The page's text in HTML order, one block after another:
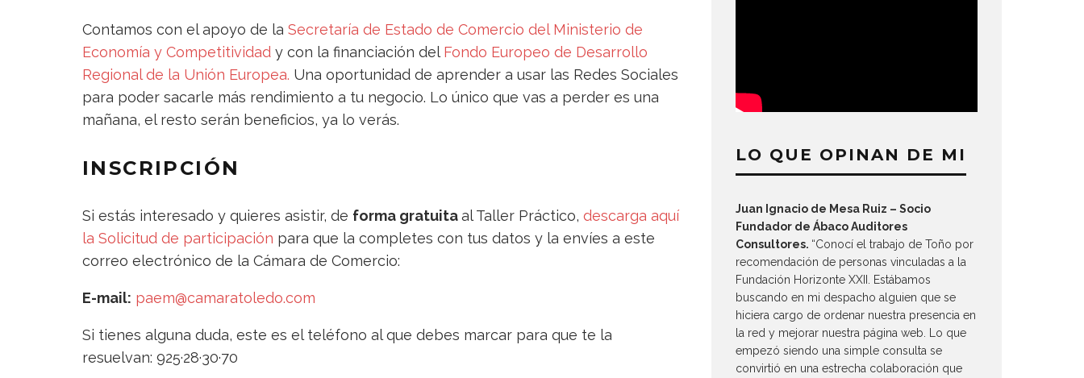
Contamos con el apoyo de la Secretaría de Estado de Comercio del Ministerio de
Economía y Competitividad y con la financiación del Fondo Europeo de Desarrollo
Regional de la Unión Europea. Una oportunidad de aprender a usar las Redes Sociales
para poder sacarle más rendimiento a tu negocio. Lo único que vas a perder es una
mañana, el resto serán beneficios, ya lo verás.
INSCRIPCIÓN
Si estás interesado y quieres asistir, de forma gratuitaal Taller Práctico, descarga aquí
la Solicitud de participación para que la completes con tus datos y la envíes a este
correo electrónico de la Cámara de Comercio:
E-mail: paem@camaratoledo.com
Si tienes alguna duda, este es el teléfono al que debes marcar para que te la
resuelvan: 925·28·30·70
LO QUE OPINAN DE MI
Juan Ignacio de Mesa Ruiz – Socio
Fundador de Ábaco Auditores
Consultores. “Conocí el trabajo de Toño por
recomendación de personas vinculadas a la
Fundación Horizonte XXII. Estábamos
buscando en mi despacho alguien que se
hiciera cargo de ordenar nuestra presencia en
la red y mejorar nuestra página web. Lo que
empezó siendo una simple consulta se
convirtió en una estrecha colaboración que